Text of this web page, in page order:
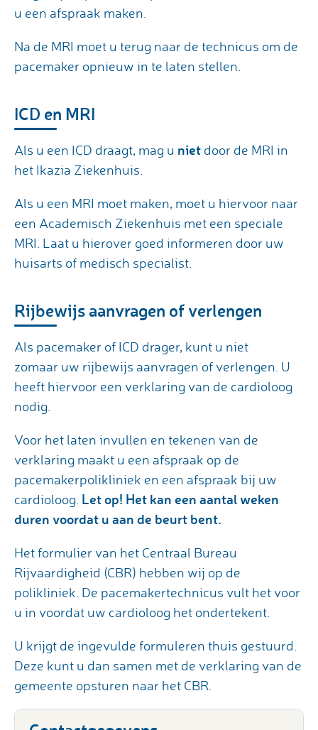
u een afspraak maken.
Na de MRI moet u terug naar de technicus om de
pacemaker opnieuw in te laten stellen.
ICD en MRI
Als u een ICD draagt, mag u niet door de MRI in
het Ikazia Ziekenhuis.
Als u een MRI moet maken, moet u hiervoor naar
een Academisch Ziekenhuis met een speciale
MRI. Laat u hierover goed informeren door uw
huisarts of medisch specialist.
Rijbewijs aanvragen of verlengen
Als pacemaker of ICD drager, kunt u niet
zomaar uw rijbewijs aanvragen of verlengen. U
heeft hiervoor een verklaring van de cardioloog
nodig.
Voor het laten invullen en tekenen van de
verklaring maakt u een afspraak op de
pacemakerpolikliniek en een afspraak bij uw
cardioloog. Let op! Het kan een aantal weken
duren voordat u aan de beurt bent.
Het formulier van het Centraal Bureau
Rijvaardigheid (CBR) hebben wij op de
polikliniek. De pacemakertechnicus vult het voor
u in voordat uw cardioloog het ondertekent.
U krijgt de ingevulde formuleren thuis gestuurd.
Deze kunt u dan samen met de verklaring van de
gemeente opsturen naar het CBR.